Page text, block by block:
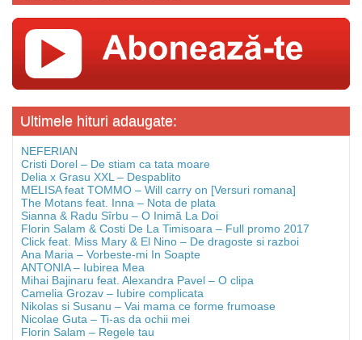
Ultimele hituri adaugate:
NEFERIAN
Cristi Dorel – De stiam ca tata moare
Delia x Grasu XXL – Despablito
MELISA feat TOMMO – Will carry on [Versuri romana]
The Motans feat. Inna – Nota de plata
Sianna & Radu Sîrbu – O Inimă La Doi
Florin Salam & Costi De La Timisoara – Full promo 2017
Click feat. Miss Mary & El Nino – De dragoste si razboi
Ana Maria – Vorbeste-mi In Soapte
ANTONIA – Iubirea Mea
Mihai Bajinaru feat. Alexandra Pavel – O clipa
Camelia Grozav – Iubire complicata
Nikolas si Susanu – Vai mama ce forme frumoase
Nicolae Guta – Ti-as da ochii mei
Florin Salam – Regele tau